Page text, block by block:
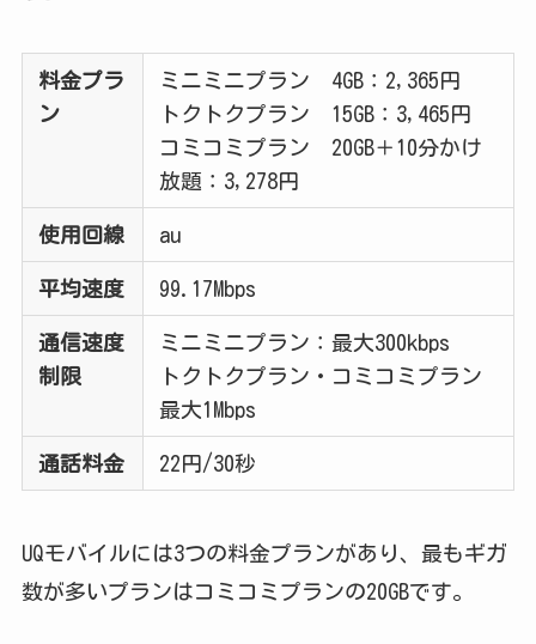
料金プラ
ン
ミニミニプラン 4GB：2,365円
トクトクプラン 15GB：3,465円
コミコミプラン 20GB＋10分かけ
放題：3,278円
使用回線 au
平均速度 99.17Mbps
通信速度
制限
ミニミニプラン：最大300kbps
トクトクプラン・コミコミプラン
最大1Mbps
通話料金 22円/30秒
UQモバイルには3つの料金プランがあり、最もギガ
数が多いプランはコミコミプランの20GBです。